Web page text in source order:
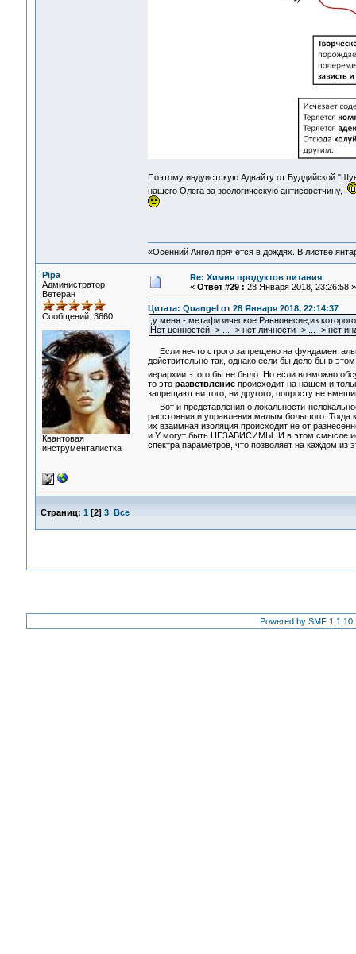
Поэтому индуистскую Адвайту от Буддийской
нашего Олега за зоологическую антисоветчину,
«Осенний Ангел прячется в дождях. В листве
Pipa
Администратор
Ветеран
Сообщений: 3660
Квантовая
инструменталистка
Re: Химия продуктов питания
« Ответ #29 : 28 Января 2018, 23:26:58 »
Цитата: Quangel от 28 Января 2018, 22:14:37
,у меня - метафизическое Равновесие,из
Нет ценностей -> ... -> нет личности -> ... -> нет
Если нечто строго запрещено на
действительно так, однако если бы дело бы в
иерархии этого бы не было. Но если возможно
то это разветвлениепроисходит на нашем и
запрещают ни того, ни другого, попросту не
Вот и представления о локальности-
расстояния и управления малым большого. Тогда
их взаимная изоляция происходит не от
и Y могут быть НЕЗАВИСИМЫ. И в этом смысле
спектра параметров, что позволяет на каждом
Страниц: 1 [2] 3 Все
Powered by SMF 1.1.10